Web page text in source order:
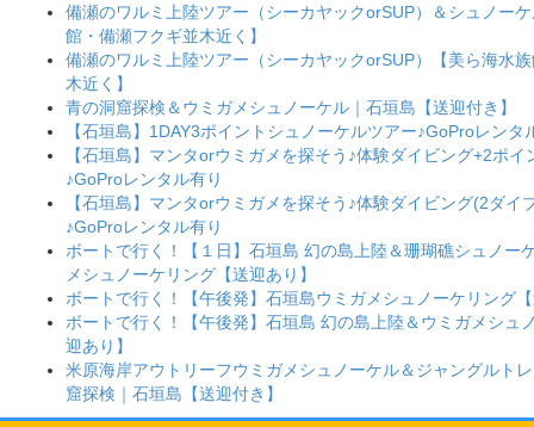
備瀬のワルミ上陸ツアー（シーカヤックorSUP）＆シュノー
館・備瀬フクギ並木近く】
備瀬のワルミ上陸ツアー（シーカヤックorSUP）【美ら海水
木近く】
青の洞窟探検＆ウミガメシュノーケル｜石垣島【送迎付き】
【石垣島】1DAY3ポイントシュノーケルツアー♪GoProレンタ
【石垣島】マンタorウミガメを探そう♪体験ダイビング+2ポイ
♪GoProレンタル有り
【石垣島】マンタorウミガメを探そう♪体験ダイビング(2ダイ
♪GoProレンタル有り
ボートで行く！【１日】石垣島 幻の島上陸＆珊瑚礁シュノー
メシュノーケリング【送迎あり】
ボートで行く！【午後発】石垣島ウミガメシュノーケリング
ボートで行く！【午後発】石垣島 幻の島上陸＆ウミガメシュ
迎あり】
米原海岸アウトリーフウミガメシュノーケル＆ジャングルト
窟探検｜石垣島【送迎付き】